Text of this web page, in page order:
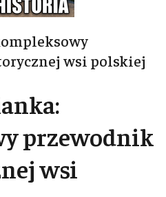
wsi polskiej
przewodnik
wsi